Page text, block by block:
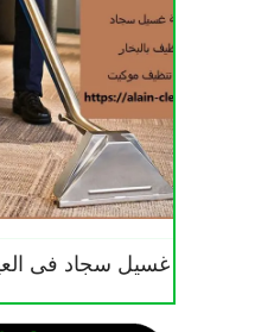
غسيل سجاد فى العين :